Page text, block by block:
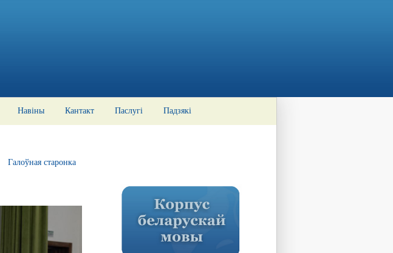
Навіны Кантакт Паслугі Падзякі
Галоўная старонка